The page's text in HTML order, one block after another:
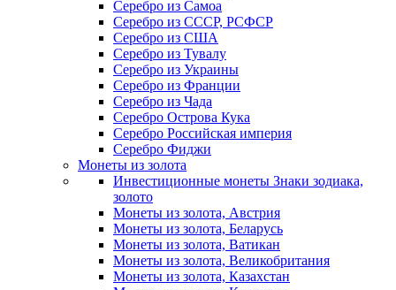
Серебро из Самоа
Серебро из СССР, РСФСР
Серебро из США
Серебро из Тувалу
Серебро из Украины
Серебро из Франции
Серебро из Чада
Серебро Острова Кука
Серебро Российская империя
Серебро Фиджи
Монеты из золота
Инвестиционные монеты Знаки зодиака,
золото
Монеты из золота, Австрия
Монеты из золота, Беларусь
Монеты из золота, Ватикан
Монеты из золота, Великобритания
Монеты из золота, Казахстан